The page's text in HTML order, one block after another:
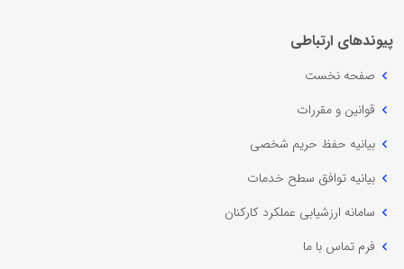
پیوندهای ارتباطی
صفحه نخست
قوانین و مقررات
بیانیه حفظ حریم شخصی
بیانیه توافق سطح خدمات
سامانه ارزشیابی عملکرد کارکنان
فرم تماس با ما